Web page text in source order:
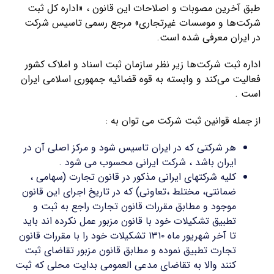
طبق آخرین مصوبات و اصلاحات این قانون ، «اداره کل ثبت
شرکت‌ها و موسسات غیرتجاری» مرجع رسمی تاسیس شرکت
در ایران معرفی شده است.
اداره ثبت شرکت‌ها زیر نظر سازمان ثبت اسناد و املاک کشور
فعالیت می‌کند و وابسته به قوه قضائیه جمهوری اسلامی ایران
است .
از جمله قوانین ثبت شرکت می توان به :
هر شرکتی که در ایران تاسیس شود و مرکز اصلی آن در
ایران باشد ، شرکت ایرانی محسوب می شود .
کلیه شرکتهای ایرانی مذکور در قانون تجارت (سهامی ،
ضمانتی، مختلط ،تعاونی) که در تاریخ اجرای این قانون
موجود و مطابق مقررات قانون تجارت راجع به ثبت و
تطبیق تشکیلات خود با قانون مزبور عمل نکرده اند باید
تا آخر شهریور ماه ۱۳۱۰ تشکیلات خود را با مقررات قانون
تجارت تطبیق نموده و مطابق قانون مزبور تقاضای ثبت
کنند والا به تقاضای مدعی العمومی بدایت محلی که ثبت